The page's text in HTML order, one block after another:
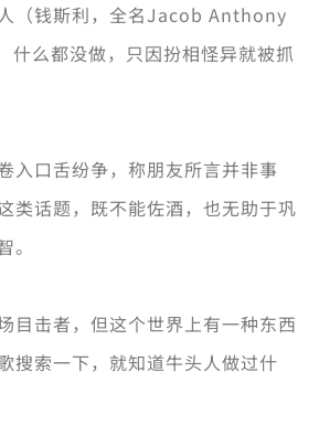
（钱斯利，全名Jacob Anthony
么都没做，只因扮相怪异就被抓
入口舌纷争，称朋友所言并非事
类话题，既不能佐酒，也无助于巩
。
目击者，但这个世界上有一种东西
搜索一下，就知道牛头人做过什